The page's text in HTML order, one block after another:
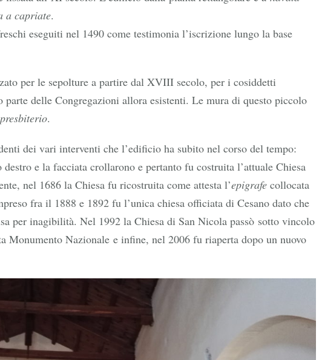
a capriate.
eseguiti nel 1490 come testimonia l’iscrizione lungo la base
per le sepolture a partire dal XVIII secolo, per i cosiddetti
delle Congregazioni allora esistenti. Le mura di questo piccolo
presbiterio.
dei vari interventi che l’edificio ha subito nel corso del tempo:
e la facciata crollarono e pertanto fu costruita l’attuale Chiesa
nel 1686 la Chiesa fu ricostruita come attesta l’epigrafe collocata
fra il 1888 e 1892 fu l’unica chiesa officiata di Cesano dato che
per inagibilità. Nel 1992 la Chiesa di San Nicola passò sotto vincolo
Monumento Nazionale e infine, nel 2006 fu riaperta dopo un nuovo